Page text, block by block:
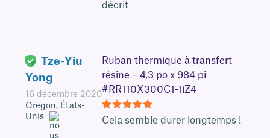
décrit
Tze-Yiu
Yong
16 décembre 2020
Oregon, États-
Unis
Ruban thermique à transfert
résine – 4,3 po x 984 pi
#RR110X300C1-1iZ4
5
Cela semble durer longtemps !